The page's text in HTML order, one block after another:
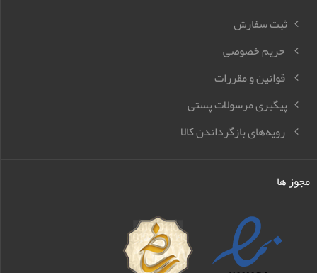
ثبت سفارش
حریم خصوصی
قوانین و مقررات
پیگیری مرسولات پستی
رویه‌های بازگرداندن کالا
مجوز ها